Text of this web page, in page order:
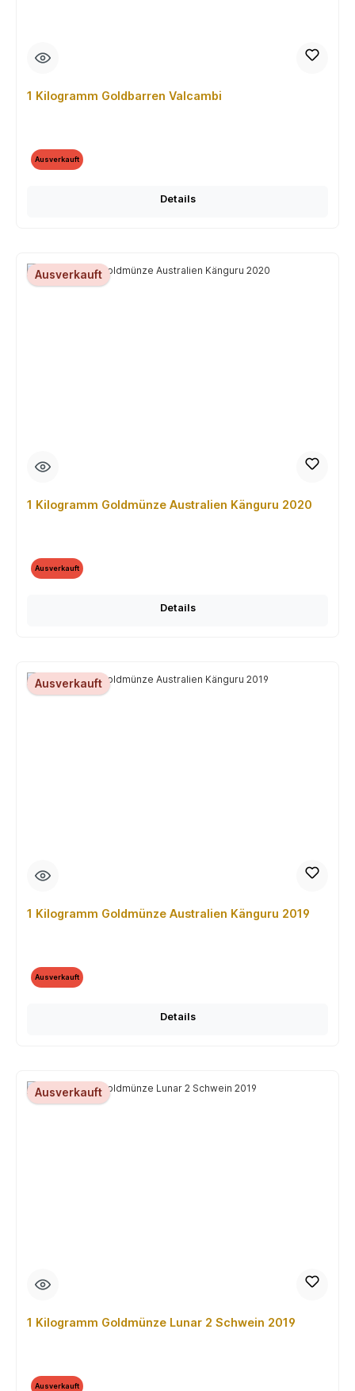
1 Kilogramm Goldbarren Valcambi
Ausverkauft
Details
Ausverkauft
1 Kilogramm Goldmünze Australien Känguru 2020
Ausverkauft
Details
Ausverkauft
1 Kilogramm Goldmünze Australien Känguru 2019
Ausverkauft
Details
Ausverkauft
1 Kilogramm Goldmünze Lunar 2 Schwein 2019
Ausverkauft